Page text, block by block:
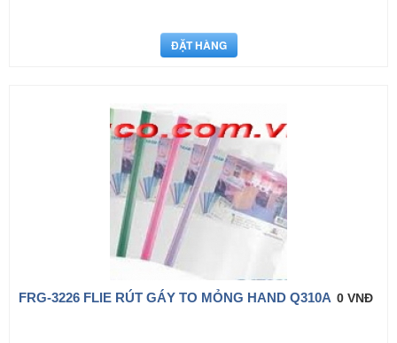
FRG-3226 FLIE RÚT GÁY TO MỎNG HAND Q310A 0 VNĐ